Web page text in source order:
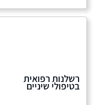
רשלנות רפואית
בטיפולי שיניים